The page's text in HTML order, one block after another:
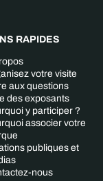
RAPIDES
votre visite
aux questions
des exposants
y participer ?
associer votre
publiques et
nous